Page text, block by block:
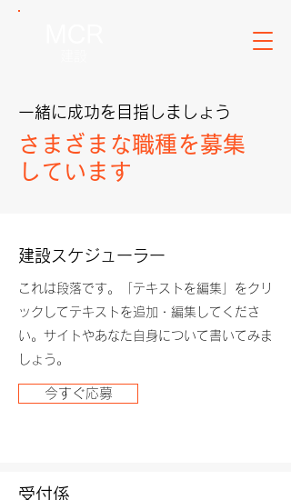
​一緒に成功を目指しましょう
さまざまな職種を募集
しています
建設スケジューラー
これは段落です。「テキストを編集」をクリ
ックしてテキストを追加・編集してくださ
い。サイトやあなた自身について書いてみま
しょう。
今すぐ応募
受付係